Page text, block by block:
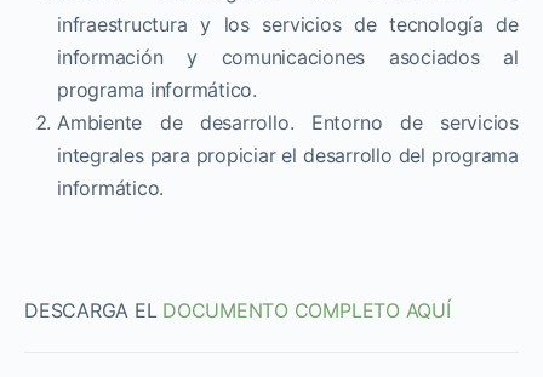
infraestructura y los servicios de tecnología de
información y comunicaciones asociados al
programa informático.
Ambiente de desarrollo. Entorno de servicios
integrales para propiciar el desarrollo del programa
informático.
DESCARGA EL DOCUMENTO COMPLETO AQUÍ